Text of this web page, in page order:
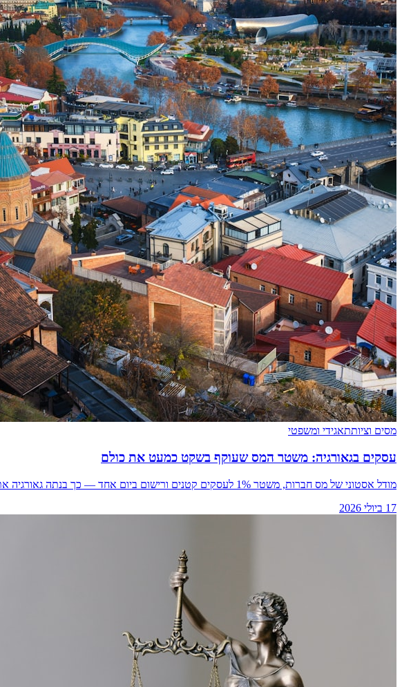
מסים וציותתאגידי ומשפטי
עסקים בגאורגיה: משטר המס שעוקף בשקט כמעט את כולם
מודל אסטוני של מס חברות, משטר 1% לעסקים קטנים ורישום ביום אחד — כך בנתה גאורגיה את אחת ממערכות המס הממושמעות בעולם.
17 ביולי 2026